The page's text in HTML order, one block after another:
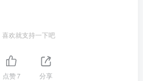
喜欢就支持一下吧
点赞7 分享